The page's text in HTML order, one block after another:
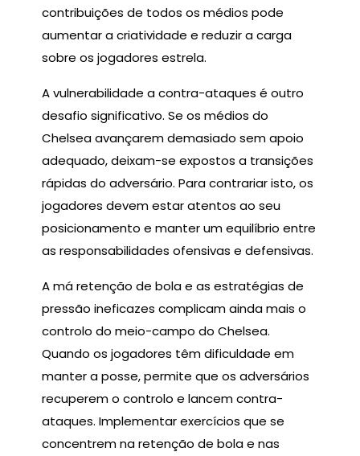
contribuições de todos os médios pode
aumentar a criatividade e reduzir a carga
sobre os jogadores estrela.
A vulnerabilidade a contra-ataques é outro
desafio significativo. Se os médios do
Chelsea avançarem demasiado sem apoio
adequado, deixam-se expostos a transições
rápidas do adversário. Para contrariar isto, os
jogadores devem estar atentos ao seu
posicionamento e manter um equilíbrio entre
as responsabilidades ofensivas e defensivas.
A má retenção de bola e as estratégias de
pressão ineficazes complicam ainda mais o
controlo do meio-campo do Chelsea.
Quando os jogadores têm dificuldade em
manter a posse, permite que os adversários
recuperem o controlo e lancem contra-
ataques. Implementar exercícios que se
concentrem na retenção de bola e nas